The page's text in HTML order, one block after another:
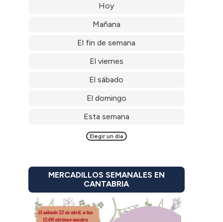
Hoy
Mañana
El fin de semana
El viernes
El sábado
El domingo
Esta semana
Elegir un día
MERCADILLOS SEMANALES EN
CANTABRIA